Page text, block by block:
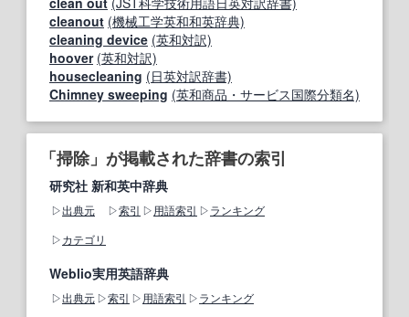
cleanout (機械工学英和和英辞典)
cleaning device (英和対訳)
hoover (英和対訳)
housecleaning (日英対訳辞書)
Chimney sweeping (英和商品・サービス国際分類名)
「掃除」が掲載された辞書の索引
研究社 新和英中辞典
出典元 索引 用語索引
ランキング
カテゴリ
Weblio実用英語辞典
出典元 索引 用語索引 ランキング